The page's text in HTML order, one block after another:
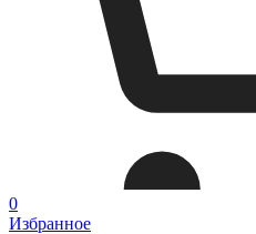
0
Избранное